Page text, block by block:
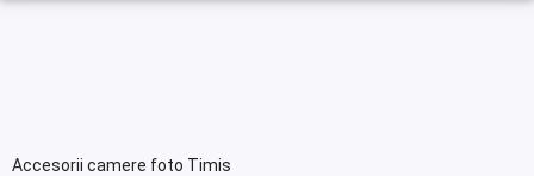
Accesorii camere foto Timis